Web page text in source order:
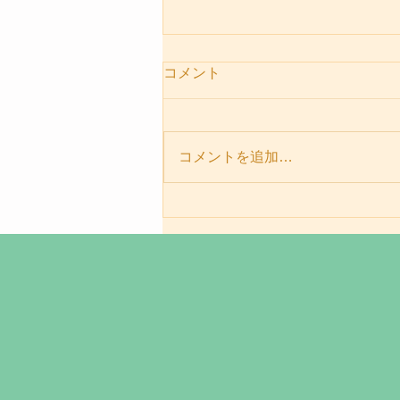
お出迎え犬
コメント
コメントを追加…